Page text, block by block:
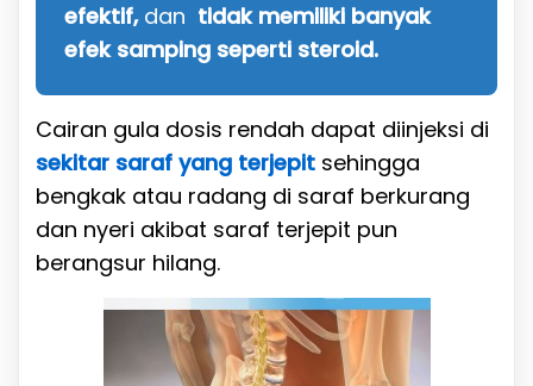
efektif,dan tidak memiliki banyak
efek samping seperti steroid.
Cairan gula dosis rendah dapat diinjeksi di
sekitar saraf yang terjepit sehingga
bengkak atau radang di saraf berkurang
dan nyeri akibat saraf terjepit pun
berangsur hilang.